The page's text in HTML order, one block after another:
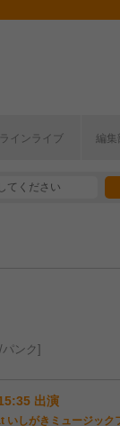
インライブ 編集
ンク
出演
いしがきミュージッ